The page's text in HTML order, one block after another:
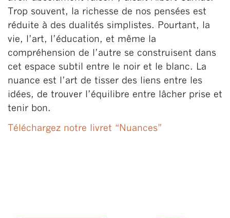
Trop souvent, la richesse de nos pensées est
réduite à des dualités simplistes. Pourtant, la
vie, l’art, l’éducation, et même la
compréhension de l’autre se construisent dans
cet espace subtil entre le noir et le blanc. La
nuance est l’art de tisser des liens entre les
idées, de trouver l’équilibre entre lâcher prise et
tenir bon.
Téléchargez notre livret “Nuances”